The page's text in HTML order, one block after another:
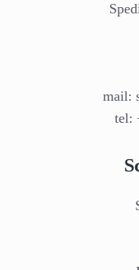
mail:
tel: